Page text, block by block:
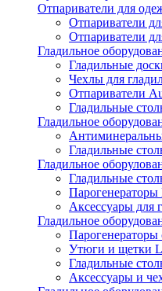
Отпариватели для
Отпариватели
Отпариватели
Гладильное
Гладильные
Чехлы для
Отпариватели
Гладильные
Гладильное
Гладильные
Гладильное
Гладильные
Парогенераторы
Аксессуары для
Гладильное
Утюги и щетки
Гладильные
Аксессуары и